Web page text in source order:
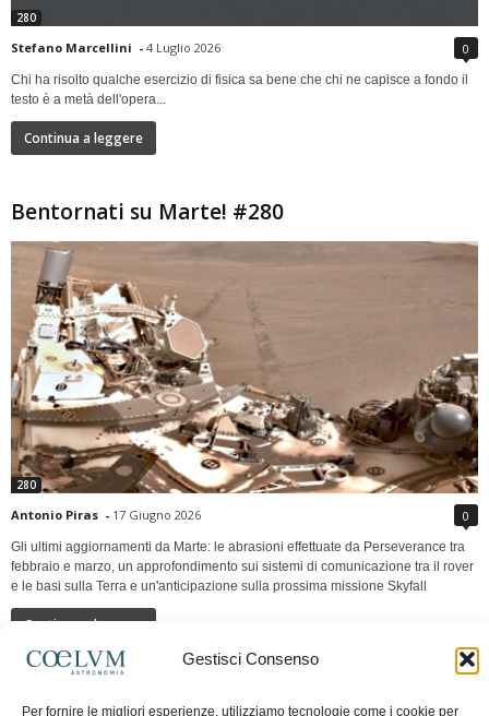
Gestisci Consenso
Per fornire le migliori esperienze, utilizziamo tecnologie come i cookie per
280
Stefano Marcellini - 4 Luglio 2026 0
Chi ha risolto qualche esercizio di fisica sa bene che chi ne capisce a fondo il
testo è a metà dell'opera...
Continua a leggere
Bentornati su Marte! #280
280
Antonio Piras - 17 Giugno 2026 0
Gli ultimi aggiornamenti da Marte: le abrasioni effettuate da Perseverance tra
febbraio e marzo, un approfondimento sui sistemi di comunicazione tra il rover
e le basi sulla Terra e un'anticipazione sulla prossima missione Skyfall
Continua a leggere